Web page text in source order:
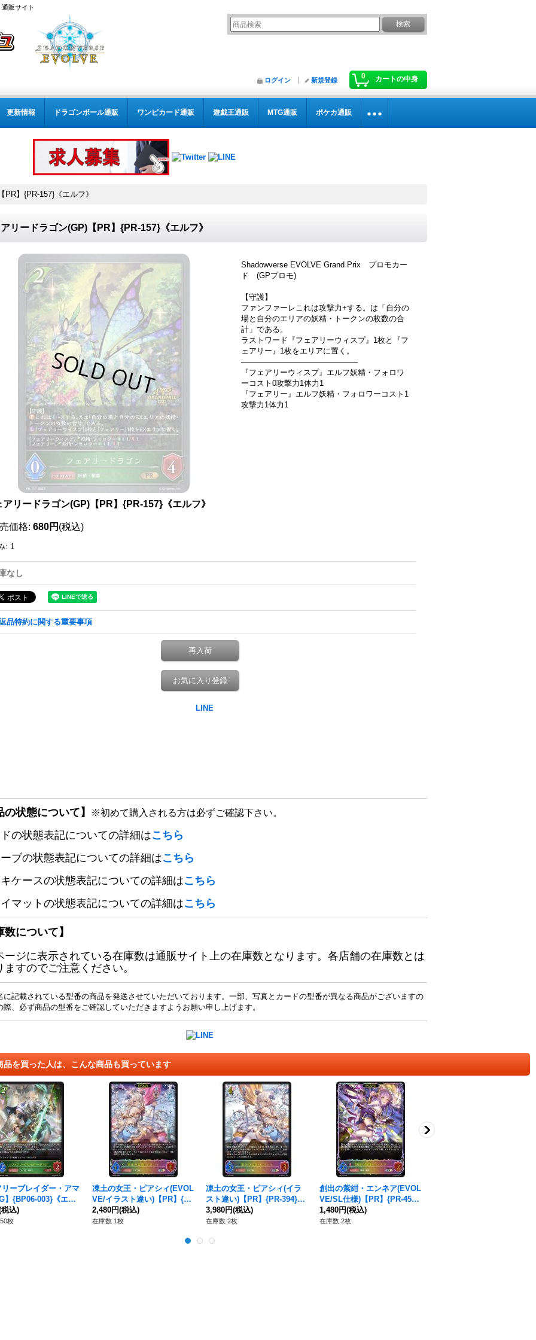
販サイト
0 カートの中身
ログイン 新規登録
更新情報 ドラゴンボール通販 ワンピカード通販 遊戯王通販 MTG通販 ポケカ通販
】{PR-157}《エルフ》
リードラゴン(GP)【PR】{PR-157}《エルフ》
Shadowverse EVOLVE Grand Prix プロモカー
ド (GPプロモ)
【守護】
ファンファーレこれは攻撃力+する。は「自分の
場と自分のエリアの妖精・トークンの枚数の合
計」である。
ラストワード『フェアリーウィスプ』1枚と『フ
ェアリー』1枚をエリアに置く。
―――――――――――――――
『フェアリーウィスプ』エルフ妖精・フォロワ
ーコスト0攻撃力1体力1
『フェアリー』エルフ妖精・フォロワーコスト1
攻撃力1体力1
アリードラゴン(GP)【PR】{PR-157}《エルフ》
価格: 680円 (税込)
: 1
なし
品特約に関する重要事項
再入荷
お気に入り登録
の状態について】 ※初めて購入される方は必ずご確認下さい。
の状態表記についての詳細はこちら
ブの状態表記についての詳細はこちら
ケースの状態表記についての詳細はこちら
マットの状態表記についての詳細はこちら
数について】
ージに表示されている在庫数は通販サイト上の在庫数となります。各店舗の在庫数とは
ますのでご注意ください。
記載されている型番の商品を発送させていただいております。一部、写真とカードの型番が異なる商品がございますの
際、必ず商品の型番をご確認していただきますようお願い申し上げます。
品を買った人は、こんな商品も買っています
リーブレイダー・アマ
】{BP06-003}《エル
税込)
枚
凍土の女王・ピアシィ(EVOL
VE/イラスト違い)【PR】{P
R-395}《エルフ》
2,480円(税込)
在庫数 1枚
凍土の女王・ピアシィ(イラ
スト違い)【PR】{PR-394}
《エルフ》
3,980円(税込)
在庫数 2枚
創出の紫紺・エンネア(EVOL
VE/SL仕様)【PR】{PR-459}
《ナイトメア》
1,480円(税込)
在庫数 2枚